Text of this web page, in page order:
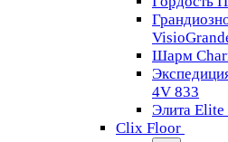
Шарм
4V 833
Элита
Clix Floor